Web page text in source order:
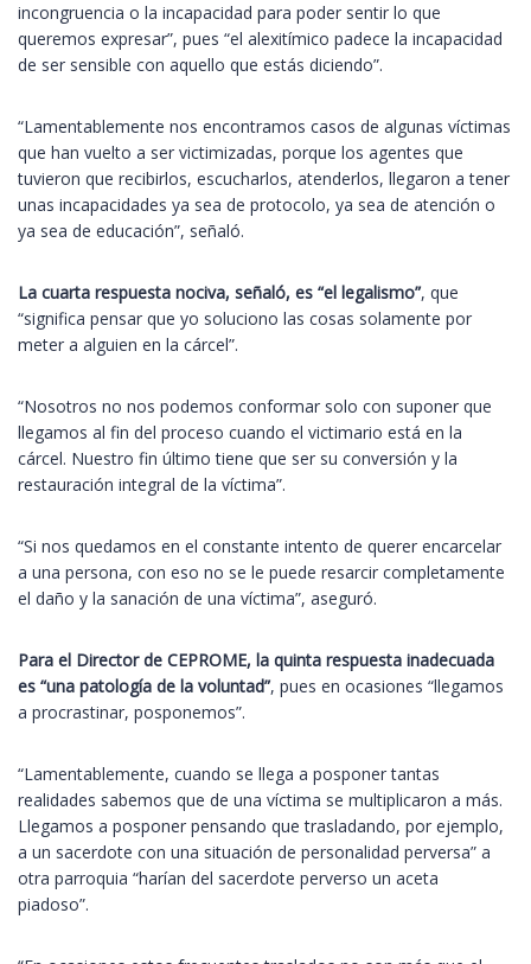
incongruencia o la incapacidad para poder sentir lo que
queremos expresar”, pues “el alexitímico padece la incapacidad
de ser sensible con aquello que estás diciendo”.
“Lamentablemente nos encontramos casos de algunas víctimas
que han vuelto a ser victimizadas, porque los agentes que
tuvieron que recibirlos, escucharlos, atenderlos, llegaron a tener
unas incapacidades ya sea de protocolo, ya sea de atención o
ya sea de educación”, señaló.
La cuarta respuesta nociva, señaló, es “el legalismo”, que
“significa pensar que yo soluciono las cosas solamente por
meter a alguien en la cárcel”.
“Nosotros no nos podemos conformar solo con suponer que
llegamos al fin del proceso cuando el victimario está en la
cárcel. Nuestro fin último tiene que ser su conversión y la
restauración integral de la víctima”.
“Si nos quedamos en el constante intento de querer encarcelar
a una persona, con eso no se le puede resarcir completamente
el daño y la sanación de una víctima”, aseguró.
Para el Director de CEPROME, la quinta respuesta inadecuada
es “una patología de la voluntad”, pues en ocasiones “llegamos
a procrastinar, posponemos”.
“Lamentablemente, cuando se llega a posponer tantas
realidades sabemos que de una víctima se multiplicaron a más.
Llegamos a posponer pensando que trasladando, por ejemplo,
a un sacerdote con una situación de personalidad perversa” a
otra parroquia “harían del sacerdote perverso un aceta
piadoso”.